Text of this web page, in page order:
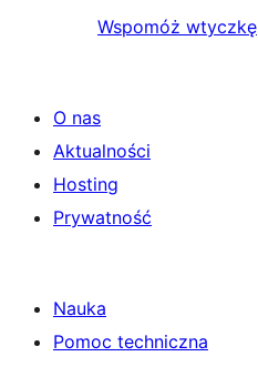
Wspomóż wtyczkę
O nas
Aktualności
Hosting
Prywatność
Nauka
Pomoc techniczna